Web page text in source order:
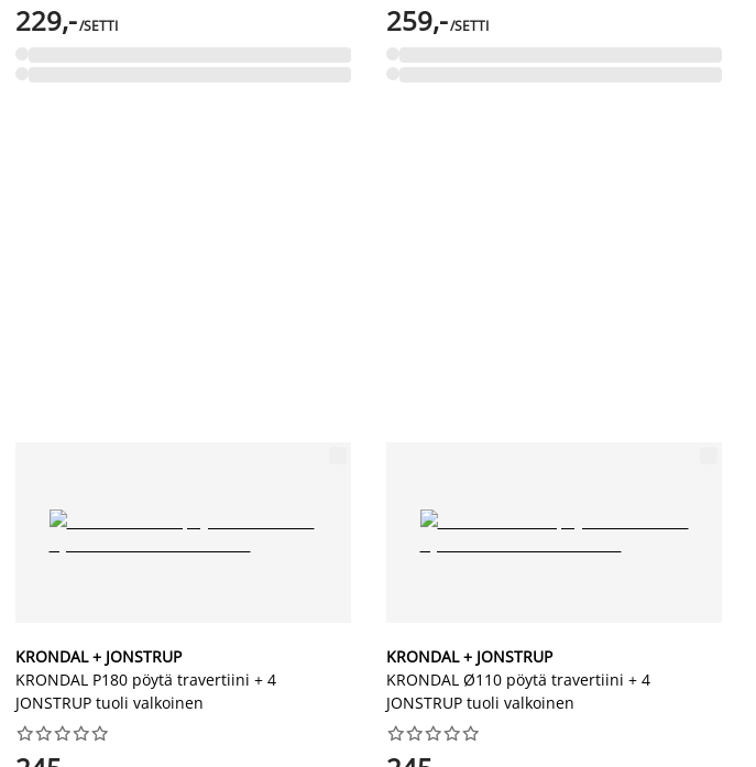
229,-/SETTI 259,-/SETTI
KRONDAL + JONSTRUP
KRONDAL P180 pöytä travertiini + 4
JONSTRUP tuoli valkoinen






KRONDAL + JONSTRUP
KRONDAL Ø110 pöytä travertiini + 4
JONSTRUP tuoli valkoinen





